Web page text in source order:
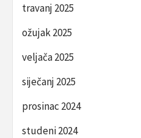
travanj 2025
ožujak 2025
veljača 2025
siječanj 2025
prosinac 2024
studeni 2024